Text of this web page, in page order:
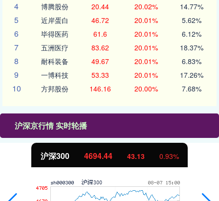
4 博腾股份 20.44 20.02% 14.77%
5 近岸蛋白 46.72 20.01% 5.62%
6 毕得医药 61.6 20.01% 6.12%
7 五洲医疗 83.62 20.01% 18.37%
8 耐科装备 49.67 20.01% 6.83%
9 一博科技 53.33 20.01% 17.26%
10 方邦股份 146.16 20.00% 7.68%
沪深京行情 实时轮播
沪深300 4694.44 43.13 0.93%